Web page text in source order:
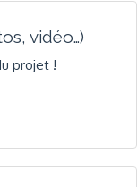
vidéo…)
projet !